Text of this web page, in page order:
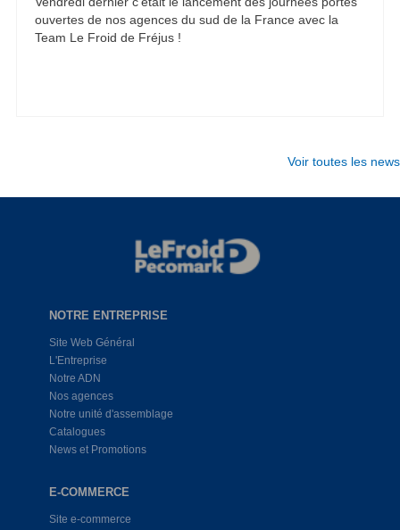
ouvertes de nos agences du sud de la France avec la
Team Le Froid de Fréjus !
Voir toutes les news
NOTRE ENTREPRISE
Site Web Général
L'Entreprise
Notre ADN
Nos agences
Notre unité d'assemblage
Catalogues
News et Promotions
E-COMMERCE
Site e-commerce